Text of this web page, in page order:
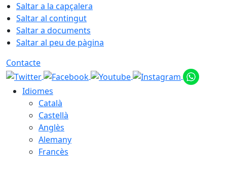
Saltar a la capçalera
Saltar al contingut
Saltar a documents
Saltar al peu de pàgina
Contacte
Idiomes
Català
Castellà
Anglès
Alemany
Francès